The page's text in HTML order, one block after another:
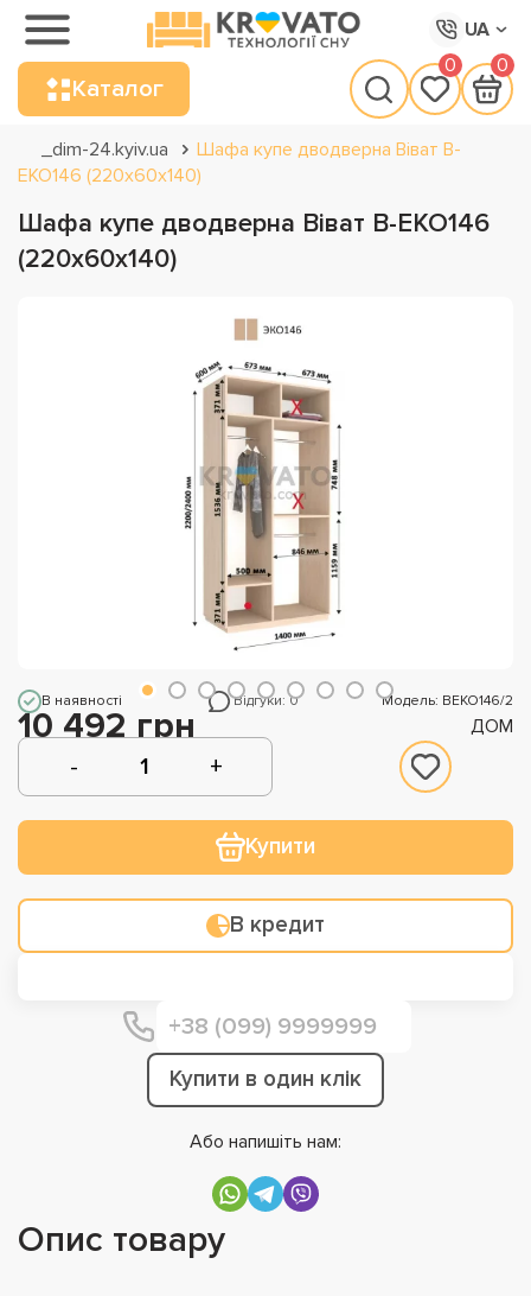
UA
Каталог
0 0
_dim-24.kyiv.ua
Шафа купе дводверна Віват В-
ЕКО146 (220х60х140)
Шафа купе дводверна Віват В-ЕКО146
(220х60х140)
В наявності Відгуки: 0 Модель: ВЕКО146/2
10 492 грн ДОМ
Купити
В кредит
Купити в один клік
Або напишіть нам:
Опис товару